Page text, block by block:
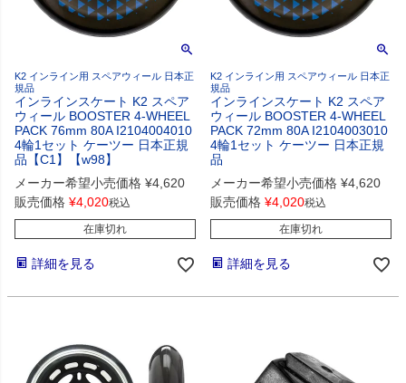
K2 インライン用 スペアウィール 日本正
規品
インラインスケート K2 スペア
ウィール BOOSTER 4-WHEEL
PACK 76mm 80A I2104004010
4輪1セット ケーツー 日本正規
品【C1】【w98】
メーカー希望小売価格 ¥4,620
販売価格 ¥4,020税込
在庫切れ
詳細を見る
K2 インライン用 スペアウィール 日本正
規品
インラインスケート K2 スペア
ウィール BOOSTER 4-WHEEL
PACK 72mm 80A I2104003010
4輪1セット ケーツー 日本正規
品
メーカー希望小売価格 ¥4,620
販売価格 ¥4,020税込
在庫切れ
詳細を見る